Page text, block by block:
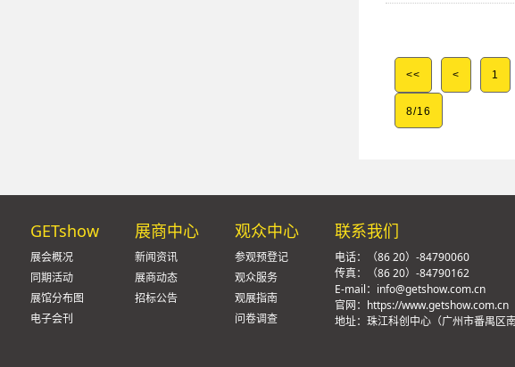
<< < 1
8/16
GETshow
展会概况
同期活动
展馆分布图
电子会刊
展商中心
新闻资讯
展商动态
招标公告
观众中心
参观预登记
观众服务
观展指南
问卷调查
联系我们
电话：（86 20）-84790060
传真：（86 20）-84790162
E-mail：info@getshow.com.cn
官网：https://www.getshow.com.cn
地址：珠江科创中心（广州市番禺区